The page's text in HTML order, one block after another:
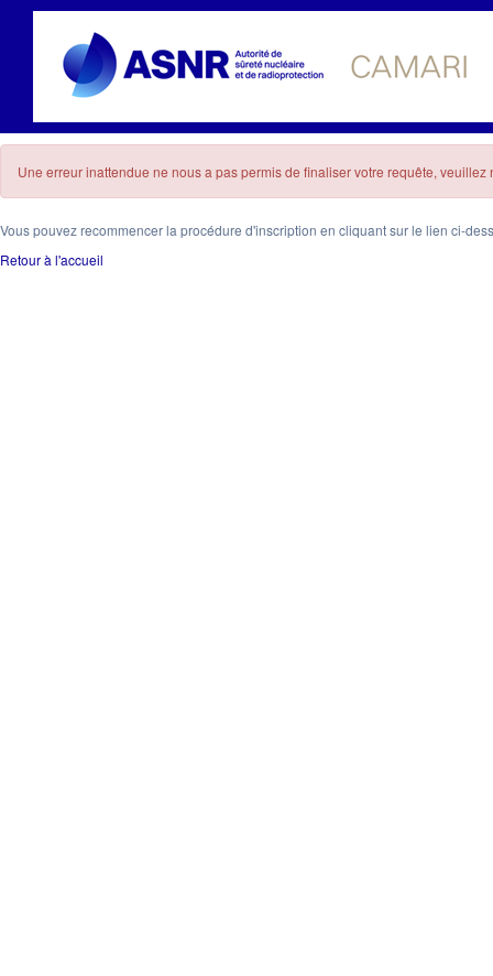
Une erreur inattendue ne nous a pas permis de finaliser votre requête,
Vous pouvez recommencer la procédure d'inscription en cliquant sur le lien ci-
Retour à l'accueil